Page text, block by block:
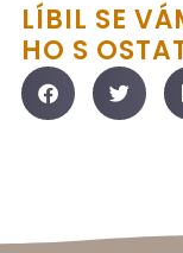
LÍBIL SE
HO S